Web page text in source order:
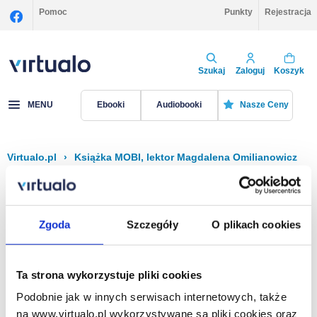
Zgoda Szczegóły O plikach cookies
Ta strona wykorzystuje pliki cookies
Podobnie jak w innych serwisach internetowych, także
na www.virtualo.pl wykorzystywane są pliki cookies oraz
Pomoc Punkty Rejestracja
Szukaj Zaloguj Koszyk
MENU Ebooki Audiobooki Nasze Ceny
Virtualo.pl › Książka MOBI, lektor Magdalena Omilianowicz
Filtruj Sortuj
Na stronie